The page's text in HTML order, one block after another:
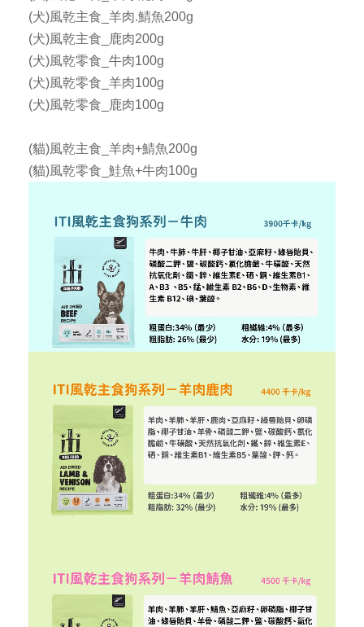
(犬)風乾主食_羊肉.鯖魚200g
(犬)風乾主食_鹿肉200g
(犬)風乾零食_牛肉100g
(犬)風乾零食_羊肉100g
(犬)風乾零食_鹿肉100g
(貓)風乾主食_羊肉+鯖魚200g
(貓)風乾零食_鮭魚+牛肉100g